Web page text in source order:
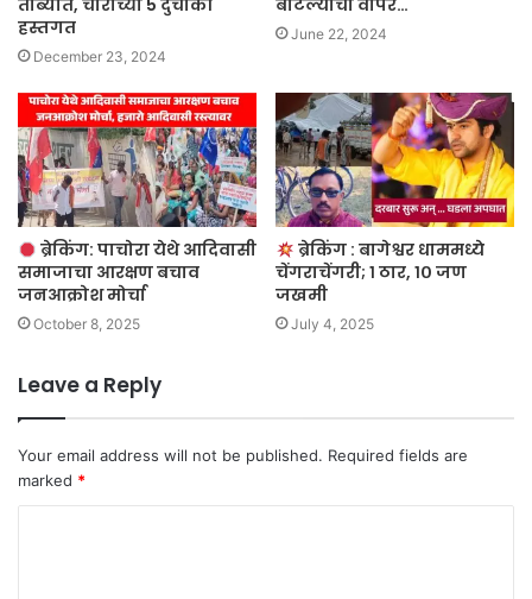
हस्तगत
December 23, 2024
June 22, 2024
ब्रेकिंग: पाचोरा येथे आदिवासी
समाजाचा आरक्षण बचाव
जनआक्रोश मोर्चा
October 8, 2025
ब्रेकिंग : बागेश्वर धाममध्ये
चेंगराचेंगरी; १ ठार, १० जण
जखमी
July 4, 2025
Leave a Reply
Your email address will not be published. Required fields are
marked *